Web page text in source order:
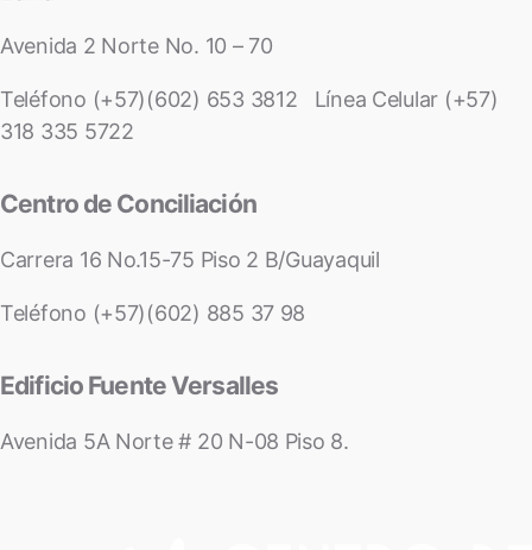
Avenida 2 Norte No. 10 – 70
Teléfono (+57)(602) 653 3812 Línea Celular (+57)
318 335 5722
Centro de Conciliación
Carrera 16 No.15-75 Piso 2 B/Guayaquil
Teléfono (+57)(602) 885 37 98
Edificio Fuente Versalles
Avenida 5A Norte # 20 N-08 Piso 8.